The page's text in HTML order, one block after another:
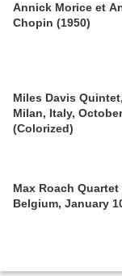
Annick Morice et
Chopin (1950)
Miles Davis
Milan, Italy,
(Colorized)
Max Roach
Belgium, January